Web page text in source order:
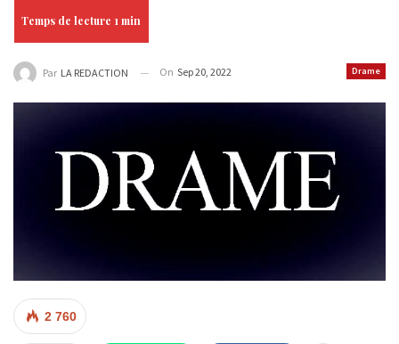
Drame
Par LA REDACTION On Sep 20, 2022
2 760